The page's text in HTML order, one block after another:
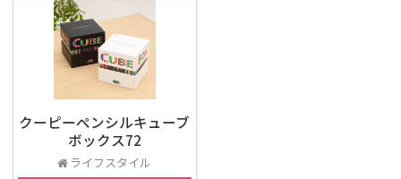
クーピーペンシルキューブ
ボックス72
ライフスタイル